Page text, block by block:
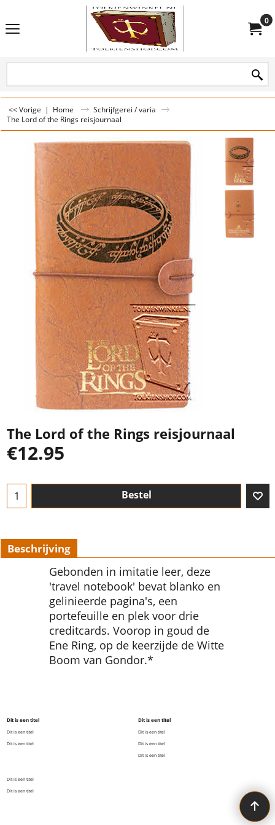
0
<< Vorige | Home
Schrijfgerei / varia
The Lord of the Rings reisjournaal
The Lord of the Rings reisjournaal
€12.95
Bestel
Beschrijving
Gebonden in imitatie leer, deze
'travel notebook' bevat blanko en
gelinieerde pagina's, een
portefeuille en plek voor drie
creditcards. Voorop in goud de
Ene Ring, op de keerzijde de Witte
Boom van Gondor.*
Dit is een titel
Dit is een titel
Dit is een titel
Dit is een titel
Dit is een titel
Dit is een titel
Dit is een titel
Dit is een titel
Dit is een titel